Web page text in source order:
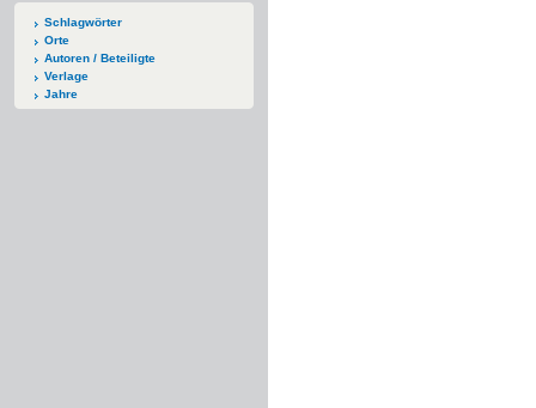
Schlagwörter
Orte
Autoren / Beteiligte
Verlage
Jahre